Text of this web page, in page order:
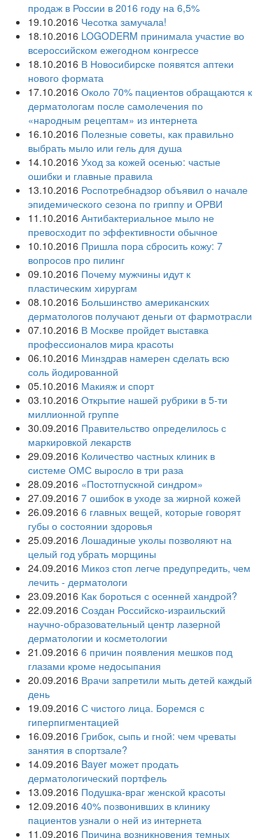
продаж в России в 2016 году на 6,5%
19.10.2016 Чесотка замучала!
18.10.2016 LOGODERM принимала участие во
всероссийском ежегодном конгрессе
18.10.2016 В Новосибирске появятся аптеки
нового формата
17.10.2016 Около 70% пациентов обращаются к
дерматологам после самолечения по
«народным рецептам» из интернета
16.10.2016 Полезные советы, как правильно
выбрать мыло или гель для душа
14.10.2016 Уход за кожей осенью: частые
ошибки и главные правила
13.10.2016 Роспотребнадзор объявил о начале
эпидемического сезона по гриппу и ОРВИ
11.10.2016 Антибактериальное мыло не
превосходит по эффективности обычное
10.10.2016 Пришла пора сбросить кожу: 7
вопросов про пилинг
09.10.2016 Почему мужчины идут к
пластическим хирургам
08.10.2016 Большинство американских
дерматологов получают деньги от фармотрасли
07.10.2016 В Москве пройдет выставка
профессионалов мира красоты
06.10.2016 Минздрав намерен сделать всю
соль йодированной
05.10.2016 Макияж и спорт
03.10.2016 Открытие нашей рубрики в 5-ти
миллионной группе
30.09.2016 Правительство определилось с
маркировкой лекарств
29.09.2016 Количество частных клиник в
системе ОМС выросло в три раза
28.09.2016 «Постотпускной синдром»
27.09.2016 7 ошибок в уходе за жирной кожей
26.09.2016 6 главных вещей, которые говорят
губы о состоянии здоровья
25.09.2016 Лошадиные уколы позволяют на
целый год убрать морщины
24.09.2016 Микоз стоп легче предупредить, чем
лечить - дерматологи
23.09.2016 Как бороться с осенней хандрой?
22.09.2016 Создан Российско-израильский
научно-образовательный центр лазерной
дерматологии и косметологии
21.09.2016 6 причин появления мешков под
глазами кроме недосыпания
20.09.2016 Врачи запретили мыть детей каждый
день
19.09.2016 С чистого лица. Боремся с
гиперпигментацией
16.09.2016 Грибок, сыпь и гной: чем чреваты
занятия в спортзале?
14.09.2016 Bayer может продать
дерматологический портфель
13.09.2016 Подушка-враг женской красоты
12.09.2016 40% позвонивших в клинику
пациентов узнали о ней из интернета
11.09.2016 Причина возникновения темных